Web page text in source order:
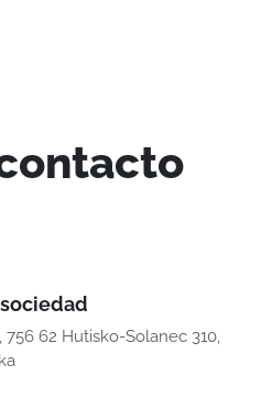
756 62 Hutisko-Solanec 310,